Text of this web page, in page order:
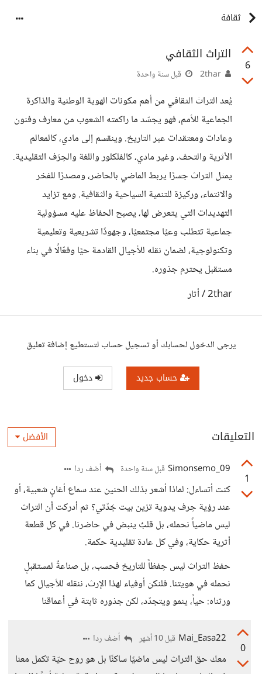
ثقافة
6
التراث الثقافي
قبل سنة واحدة
يُعد التراث الثقافي من أهم مكونات الهوية الوطنية والذاكرة
الجماعية للأمم، فهو يجسّد ما راكمته الشعوب من معارف وفنون
وعادات ومعتقدات عبر التاريخ. وينقسم إلى مادي، كالمعالم
الأثرية والتحف، وغير مادي، كالفلكلور واللغة والحِرَف التقليدية.
يمثل التراث جسرًا يربط الماضي بالحاضر، ومصدرًا للفخر
والانتماء، وركيزة للتنمية السياحية والثقافية. ومع تزايد
التهديدات التي يتعرض لها، يصبح الحفاظ عليه مسؤولية
جماعية تتطلب وعيًا مجتمعيًا، وجهودًا تشريعية وتعليمية
وتكنولوجية، لضمان نقله للأجيال القادمة حيًا وفعّالًا في بناء
مستقبل يحترم جذوره.
2thar / أثار
يرجى الدخول لحسابك أو تسجيل حساب لتستطيع إضافة تعليق
حساب جديد دخول
التعليقات الأفضل
1
Simonsemo_09 قبل سنة واحدة أضف ردا
كنت أتساءل: لماذا أشعر بذلك الحنين عند سماع أغانٍ شعبية، أو
عند رؤية حِرف يدوية تزين بيت جَدّتي؟ ثم أدركت أن التراث
ليس ماضياً نحمله، بل قلبٌ ينبض في حاضرنا. في كل قطعة
أثرية حكاية، وفي كل عادة تقليدية حكمة.
حفظ التراث ليس حِفظاً للتاريخ فحسب، بل صناعةٌ لمستقبلٍ
نحمله في هويتنا. فلنكن أوفياء لهذا الإرث، ننقله للأجيال كما
ورثناه: حياً، ينمو ويتجدّد، لكن جذوره ثابتة في أعماقنا
0
Mai_Easa22 قبل 10 أشهر أضف ردا
معك حق التراث ليس ماضيًا ساكنًا بل هو روح حيّة تكمل معنا